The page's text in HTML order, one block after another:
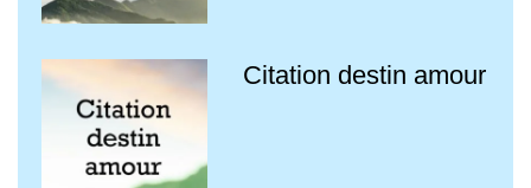
Citation destin amour